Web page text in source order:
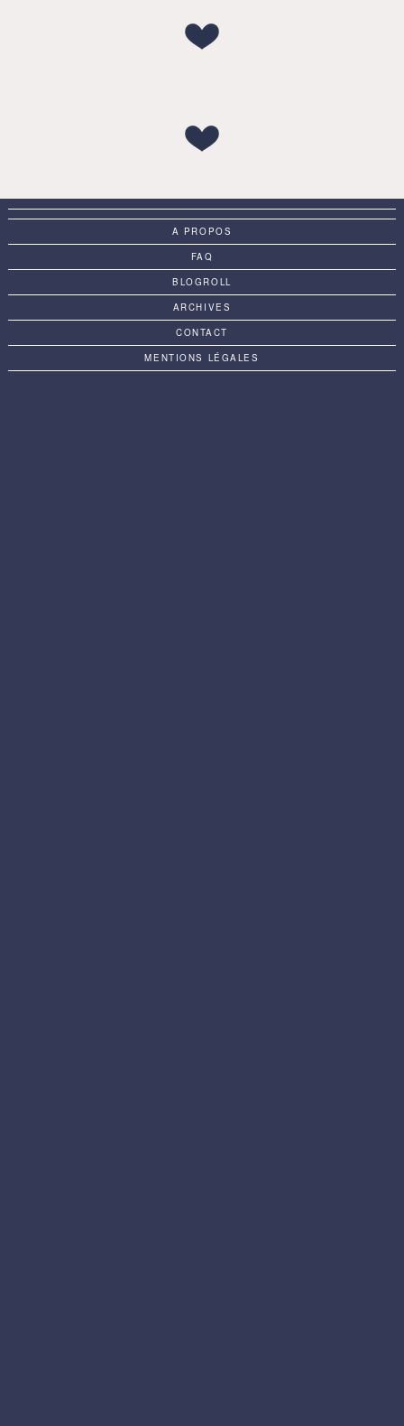
A PROPOS
FAQ
BLOGROLL
ARCHIVES
CONTACT
MENTIONS LÉGALES